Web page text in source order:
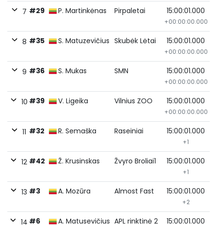
7 #29 P. Martinkėnas Pirpaletai 15:00:01.000
+00:00:00.000
8 #35 S. Matuzevičius Skubėk Lėtai 15:00:01.000
+00:00:00.000
9 #36 S. Mukas SMN 15:00:01.000
+00:00:00.000
10 #39 V. Ligeika Vilnius ZOO 15:00:01.000
+00:00:00.000
11 #32 R. Semaška Raseiniai 15:00:01.000
+1
12 #42 Ž. Krusinskas Žvyro Broliai1 15:00:01.000
+1
13 #3 A. Mozūra Almost Fast 15:00:01.000
+2
14 #6 A. Matusevičius APL rinktinė 2 15:00:01.000